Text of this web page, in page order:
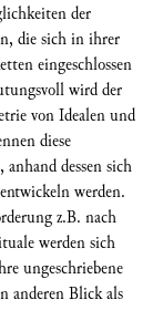
der
die sich in ihrer
eingeschlossen
wird der
von Idealen und
diese
dessen sich
werden.
z.B. nach
werden sich
ungeschriebene
anderen Blick als